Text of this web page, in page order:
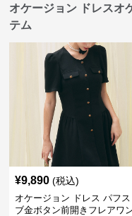
オケージョン ドレスオ
テム
¥9,890 (税込)
オケージョン ドレス パフス
ブ金ボタン前開きフレアワ